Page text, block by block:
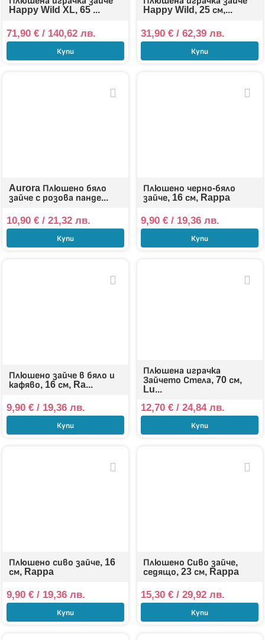
Happy Wild XL, 65 ...
71,90 €/ 140,62 лв.
Купи
Happy Wild, 25 см,...
31,90 €/ 62,39 лв.
Купи
Aurora Плюшено бяло
зайче с розова панде...
10,90 €/ 21,32 лв.
Купи
Плюшено черно-бяло
зайче, 16 см, Rappa
9,90 €/ 19,36 лв.
Купи
Плюшено зайче в бяло и
кафяво, 16 см, Ra...
9,90 €/ 19,36 лв.
Купи
Плюшена играчка
Зайчето Стела, 70 см,
Lu...
12,70 €/ 24,84 лв.
Купи
Плюшено сиво зайче, 16
см, Rappa
9,90 €/ 19,36 лв.
Купи
Плюшено Сиво зайче,
седящо, 23 см, Rappa
15,30 €/ 29,92 лв.
Купи